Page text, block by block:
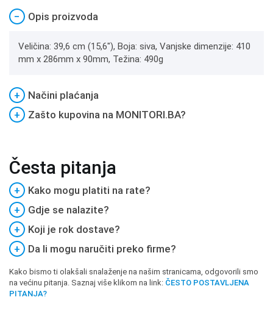
− Opis proizvoda
Veličina: 39,6 cm (15,6″), Boja: siva, Vanjske dimenzije: 410
mm x 286mm x 90mm, Težina: 490g
+
Načini plaćanja
+
Zašto kupovina na MONITORI.BA?
Česta pitanja
+
Kako mogu platiti na rate?
+
Gdje se nalazite?
+
Koji je rok dostave?
+
Da li mogu naručiti preko firme?
Kako bismo ti olakšali snalaženje na našim stranicama, odgovorili smo
na većinu pitanja. Saznaj više klikom na link: ČESTO POSTAVLJENA
PITANJA?